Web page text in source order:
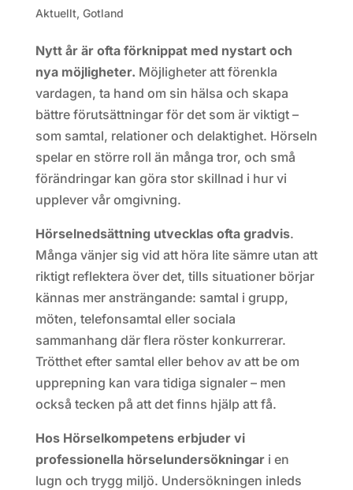
Aktuellt, Gotland
Nytt år är ofta förknippat med nystart och
nya möjligheter. Möjligheter att förenkla
vardagen, ta hand om sin hälsa och skapa
bättre förutsättningar för det som är viktigt –
som samtal, relationer och delaktighet. Hörseln
spelar en större roll än många tror, och små
förändringar kan göra stor skillnad i hur vi
upplever vår omgivning.
Hörselnedsättning utvecklas ofta gradvis.
Många vänjer sig vid att höra lite sämre utan att
riktigt reflektera över det, tills situationer börjar
kännas mer ansträngande: samtal i grupp,
möten, telefonsamtal eller sociala
sammanhang där flera röster konkurrerar.
Trötthet efter samtal eller behov av att be om
upprepning kan vara tidiga signaler – men
också tecken på att det finns hjälp att få.
Hos Hörselkompetens erbjuder vi
professionella hörselundersökningari en
lugn och trygg miljö. Undersökningen inleds